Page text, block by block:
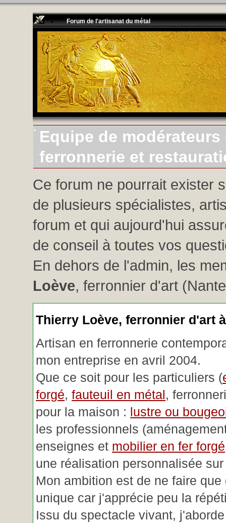
Forum de l'artisanat du métal
Equipe de
ferronnerie et
Ce forum ne pourrait exister
de plusieurs spécialistes,
forum et qui aujourd'hui
de conseil à toutes vos
En dehors de l'admin, les
Loève, ferronnier d'art
Thierry Loève, ferronnier d'art
Artisan en ferronnerie
mon entreprise en avril 2004.
Que ce soit pour les particuliers (
forgé, fauteuil en métal,
pour la maison : lustre ou
les professionnels
enseignes et mobilier en fer forgé
une réalisation personnalisée
Mon ambition est de ne faire que
unique car j'apprécie peu la
Issu du spectacle vivant,